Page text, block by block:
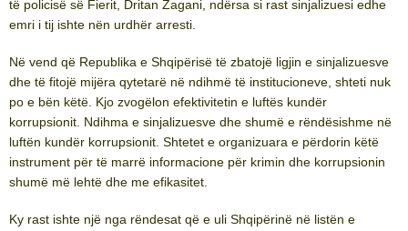
të policisë së Fierit, Dritan Zagani, ndërsa si rast sinjalizuesi edhe
emri i tij ishte nën urdhër arresti.
Në vend që Republika e Shqipërisë të zbatojë ligjin e sinjalizuesve
dhe të fitojë mijëra qytetarë në ndihmë të institucioneve, shteti nuk
po e bën këtë. Kjo zvogëlon efektivitetin e luftës kundër
korrupsionit. Ndihma e sinjalizuesve dhe shumë e rëndësishme në
luftën kundër korrupsionit. Shtetet e organizuara e përdorin këtë
instrument për të marrë informacione për krimin dhe korrupsionin
shumë më lehtë dhe me efikasitet.
Ky rast ishte një nga rëndesat që e uli Shqipërinë në listën e